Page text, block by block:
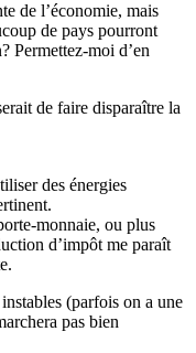
de l’économie, mais
de pays pourront
Permettez-moi d’en
de faire disparaître la
des énergies
monnaie, ou plus
d’impôt me paraît
(parfois on a une
pas bien